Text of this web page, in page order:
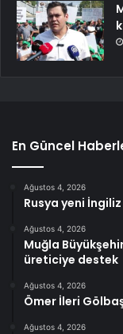
En Güncel
Ağustos 4, 2026
Rusya yeni
Ağustos 4, 2026
Muğla
üreticiye destek
Ağustos 4, 2026
Ömer İleri
Ağustos 4, 2026